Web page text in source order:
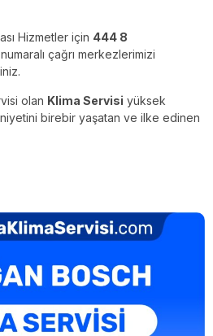
Hizmetler için 444 8
numaralı çağrı merkezlerimizi
olan Klima Servisi yüksek
birebir yaşatan ve ilke edinen